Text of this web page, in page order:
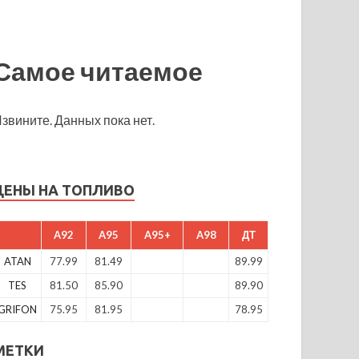
читаемое
Данных пока нет.
НА ТОПЛИВО
A92 A95 A95+ A98 ДТ
ATAN 77.99 81.49
89.99
TES
81.50 85.90
89.90
75.95 81.95 78.95